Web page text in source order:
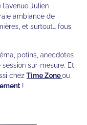
Julien
ambiance de
et surtout… fous
potins, anecdotes
sur-mesure. Et
chezTime Zoneou
!